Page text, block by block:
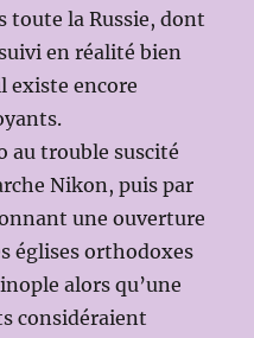
toute la Russie, dont
en réalité bien
existe encore
au trouble suscité
Nikon, puis par
une ouverture
églises orthodoxes
alors qu’une
considéraient